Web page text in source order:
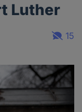
Luther
15